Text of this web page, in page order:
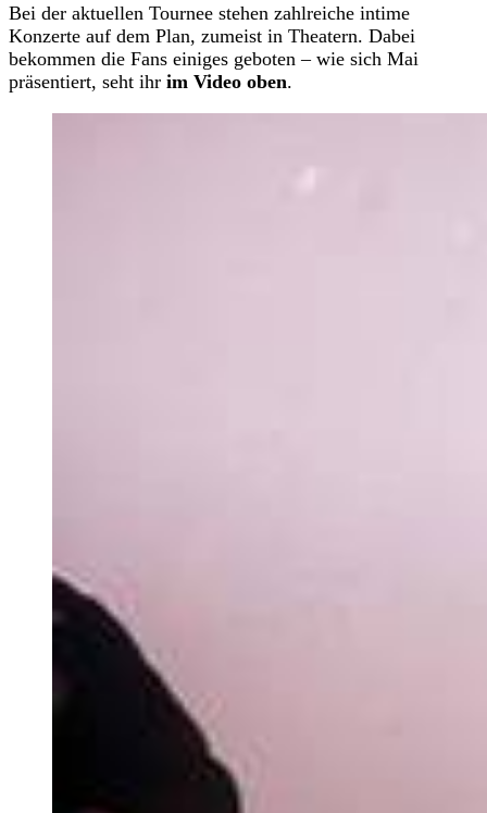
Bei der aktuellen Tournee stehen zahlreiche intime
Konzerte auf dem Plan, zumeist in Theatern. Dabei
bekommen die Fans einiges geboten – wie sich Mai
präsentiert, seht ihr im Video oben.